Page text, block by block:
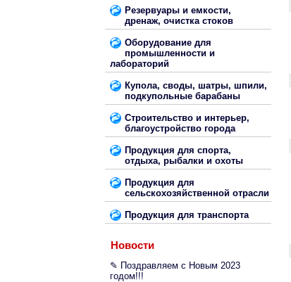
Резервуары и емкости,
дренаж, очистка стоков
Оборудование для
промышленности и
лабораторий
Купола, своды, шатры, шпили,
подкупольные барабаны
Строительство и интерьер,
благоустройство города
Продукция для спорта,
отдыха, рыбалки и охоты
Продукция для
сельскохозяйственной отрасли
Продукция для транспорта
Новости
✎ Поздравляем с Новым 2023
годом!!!